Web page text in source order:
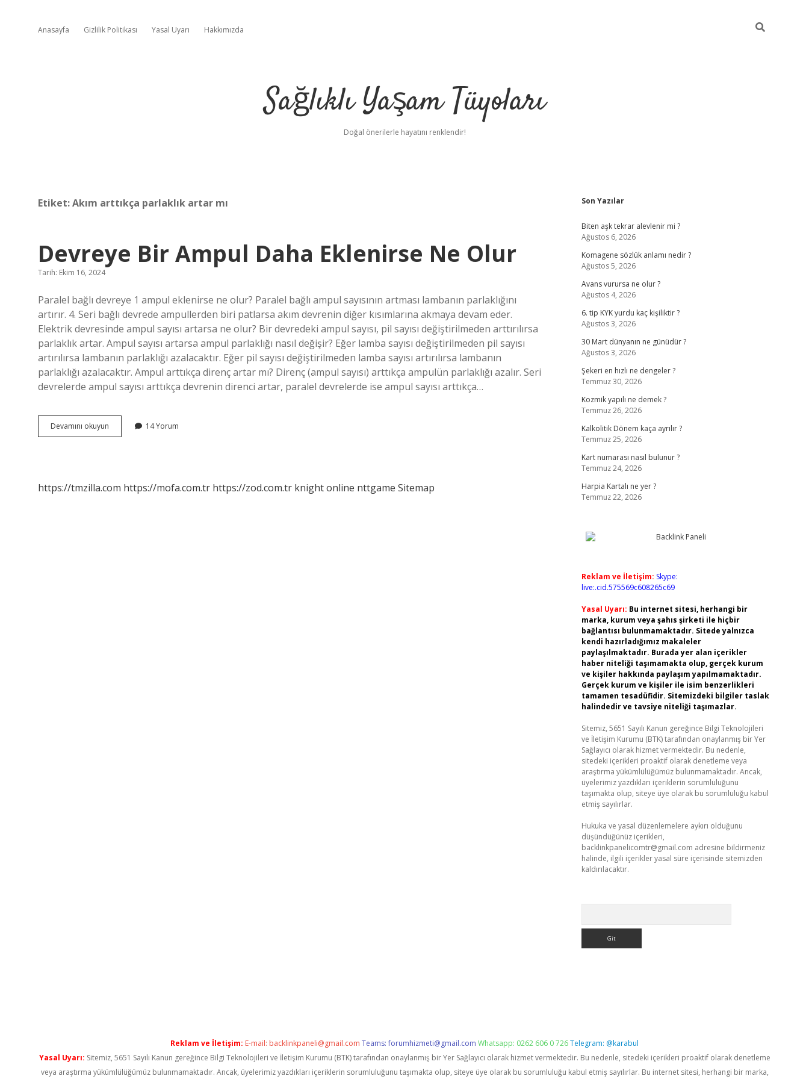
Anasayfa Gizlilik Politikası Yasal Uyarı Hakkımızda
Sağlıklı Yaşam Tüyoları
Doğal önerilerle hayatını renklendir!
Etiket:Akım arttıkça parlaklık artar mı
Devreye Bir Ampul Daha Eklenirse Ne Olur
Tarih: Ekim 16, 2024
Paralel bağlı devreye 1 ampul eklenirse ne olur? Paralel bağlı ampul sayısının artması lambanın parlaklığını
artırır. 4. Seri bağlı devrede ampullerden biri patlarsa akım devrenin diğer kısımlarına akmaya devam eder.
Elektrik devresinde ampul sayısı artarsa ne olur? Bir devredeki ampul sayısı, pil sayısı değiştirilmeden arttırılırsa
parlaklık artar. Ampul sayısı artarsa ampul parlaklığı nasıl değişir? Eğer lamba sayısı değiştirilmeden pil sayısı
artırılırsa lambanın parlaklığı azalacaktır. Eğer pil sayısı değiştirilmeden lamba sayısı artırılırsa lambanın
parlaklığı azalacaktır. Ampul arttıkça direnç artar mı? Direnç (ampul sayısı) arttıkça ampulün parlaklığı azalır. Seri
devrelerde ampul sayısı arttıkça devrenin direnci artar, paralel devrelerde ise ampul sayısı arttıkça…
Devamını okuyun Devreye
Bir
Olur
14 Yorum
https://tmzilla.com https://mofa.com.tr https://zod.com.tr knight online nttgame Sitemap
Sidebar
Son Yazılar
Biten aşk tekrar alevlenir mi ?
Ağustos 6, 2026
Komagene sözlük anlamı nedir ?
Ağustos 5, 2026
Avans vurursa ne olur ?
Ağustos 4, 2026
6. tip KYK yurdu kaç kişiliktir ?
Ağustos 3, 2026
30 Mart dünyanın ne günüdür ?
Ağustos 3, 2026
Şekeri en hızlı ne dengeler ?
Temmuz 30, 2026
Kozmik yapılı ne demek ?
Temmuz 26, 2026
Kalkolitik Dönem kaça ayrılır ?
Temmuz 25, 2026
Kart numarası nasıl bulunur ?
Temmuz 24, 2026
Harpia Kartalı ne yer ?
Temmuz 22, 2026
Reklam ve İletişim: Skype:
live:.cid.575569c608265c69
Yasal Uyarı: Bu internet sitesi, herhangi bir
marka, kurum veya şahıs şirketi ile hiçbir
bağlantısı bulunmamaktadır. Sitede yalnızca
kendi hazırladığımız makaleler
paylaşılmaktadır. Burada yer alan içerikler
haber niteliği taşımamakta olup, gerçek kurum
ve kişiler hakkında paylaşım yapılmamaktadır.
Gerçek kurum ve kişiler ile isim benzerlikleri
tamamen tesadüfidir. Sitemizdeki bilgiler taslak
halindedir ve tavsiye niteliği taşımazlar.
Sitemiz, 5651 Sayılı Kanun gereğince Bilgi Teknolojileri
ve İletişim Kurumu (BTK) tarafından onaylanmış bir Yer
Sağlayıcı olarak hizmet vermektedir. Bu nedenle,
sitedeki içerikleri proaktif olarak denetleme veya
araştırma yükümlülüğümüz bulunmamaktadır. Ancak,
üyelerimiz yazdıkları içeriklerin sorumluluğunu
taşımakta olup, siteye üye olarak bu sorumluluğu kabul
etmiş sayılırlar.
Hukuka ve yasal düzenlemelere aykırı olduğunu
düşündüğünüz içerikleri,
backlinkpanelicomtr@gmail.com adresine bildirmeniz
halinde, ilgili içerikler yasal süre içerisinde sitemizden
kaldırılacaktır.
Reklam ve İletişim: E-mail: backlinkpaneli@gmail.com Teams:forumhizmeti@gmail.com Whatsapp: 0262 606 0 726Telegram: @karabul
Yasal Uyarı: Sitemiz, 5651 Sayılı Kanun gereğince Bilgi Teknolojileri ve İletişim Kurumu (BTK) tarafından onaylanmış bir Yer Sağlayıcı olarak hizmet vermektedir. Bu nedenle, sitedeki içerikleri proaktif olarak denetleme
veya araştırma yükümlülüğümüz bulunmamaktadır. Ancak, üyelerimiz yazdıkları içeriklerin sorumluluğunu taşımakta olup, siteye üye olarak bu sorumluluğu kabul etmiş sayılırlar. Bu internet sitesi, herhangi bir marka,